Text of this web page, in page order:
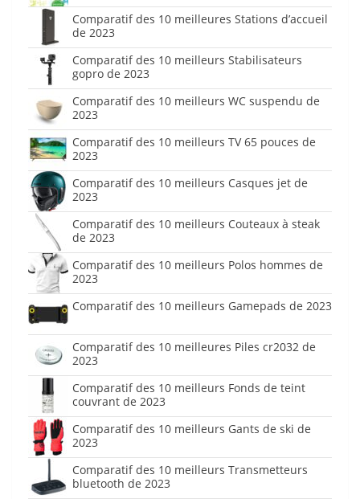
Comparatif des 10 meilleures Stations d’accueil
de 2023
Comparatif des 10 meilleurs Stabilisateurs
gopro de 2023
Comparatif des 10 meilleurs WC suspendu de
2023
Comparatif des 10 meilleurs TV 65 pouces de
2023
Comparatif des 10 meilleurs Casques jet de
2023
Comparatif des 10 meilleurs Couteaux à steak
de 2023
Comparatif des 10 meilleurs Polos hommes de
2023
Comparatif des 10 meilleurs Gamepads de 2023
Comparatif des 10 meilleures Piles cr2032 de
2023
Comparatif des 10 meilleurs Fonds de teint
couvrant de 2023
Comparatif des 10 meilleurs Gants de ski de
2023
Comparatif des 10 meilleurs Transmetteurs
bluetooth de 2023